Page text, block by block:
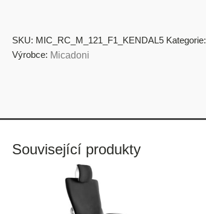
SKU: MIC_RC_M_121_F1_KENDAL5 Kategorie:
Výrobce: Micadoni
Související produkty